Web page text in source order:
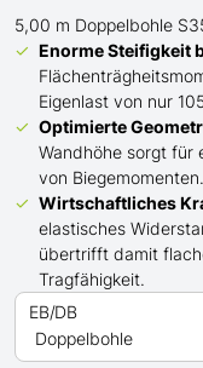
5,00 m Doppelbohle
Enorme Steifigkeit
Eigenlast von nur
Optimierte
Wandhöhe sorgt für
von Biegemomenten.
Wirtschaftliches
elastisches
übertrifft damit
Tragfähigkeit.
EB/DB